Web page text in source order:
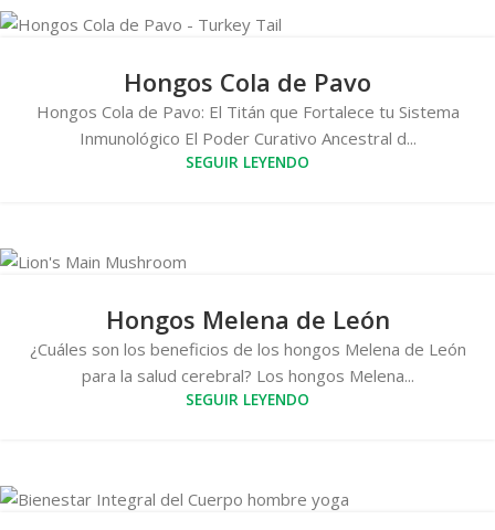
Hongos Cola de Pavo
Hongos Cola de Pavo: El Titán que Fortalece tu Sistema
Inmunológico El Poder Curativo Ancestral d...
SEGUIR LEYENDO
Hongos Melena de León
¿Cuáles son los beneficios de los hongos Melena de León
para la salud cerebral? Los hongos Melena...
SEGUIR LEYENDO